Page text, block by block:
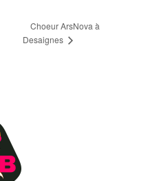
Choeur ArsNova à
Desaignes